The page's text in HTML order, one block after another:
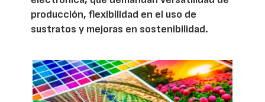
producción, flexibilidad en el uso de
sustratos y mejoras en sostenibilidad.